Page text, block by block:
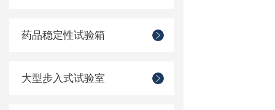
药品稳定性试验箱
大型步入式试验室